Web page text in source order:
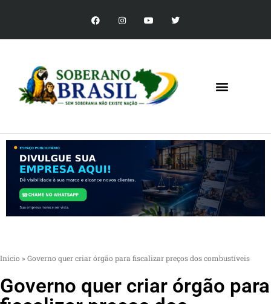
Início » Governo quer criar órgão para fiscalizar preços dos combustíveis
Governo quer criar órgão para